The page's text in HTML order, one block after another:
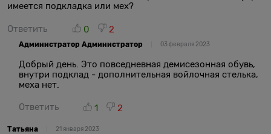
имеется подкладка или мех?
Ответить 0 2
Администратор Администратор 03 февраля 2023
Добрый день. Это повседневная демисезонная обувь,
внутри подклад - дополнительная войлочная стелька,
меха нет.
Ответить 1 2
Татьяна 21 января 2023